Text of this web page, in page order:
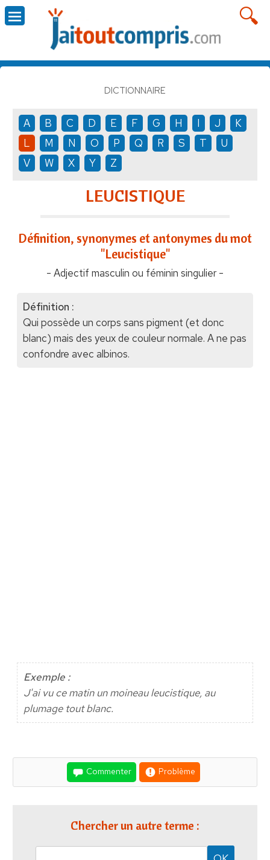
DICTIONNAIRE
A B C D E F G H I J
K
L
M N O P Q R S T
U
V
W X Y Z
LEUCISTIQUE
Définition, synonymes et antonymes du mot
"Leucistique"
- Adjectif masculin ou féminin singulier -
Définition :
Qui possède un corps sans pigment (et donc
blanc) mais des yeux de couleur normale. A ne pas
confondre avec albinos.
Exemple :
J'ai vu ce matin un moineau leucistique, au
plumage tout blanc.
Commenter Problème
Chercher un autre terme :